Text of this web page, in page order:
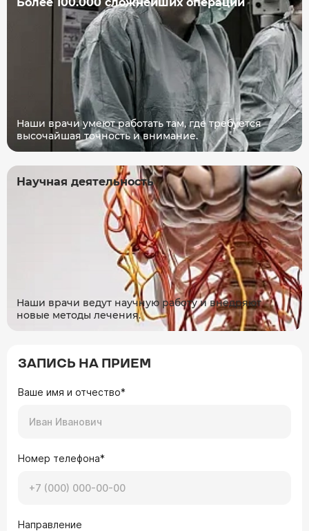
Наши врачи умеют работать там, где требуется
высочайшая точность и внимание.
Научная деятельность
Наши врачи ведут научную работу и внедряют
новые методы лечения.
ЗАПИСЬ НА ПРИЕМ
Ваше имя и отчество*
Номер телефона*
Направление